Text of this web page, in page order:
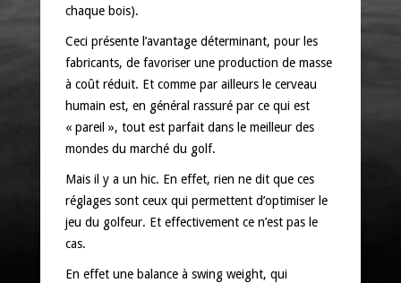
chaque bois).
Ceci présente l’avantage déterminant, pour les
fabricants, de favoriser une production de masse
à coût réduit. Et comme par ailleurs le cerveau
humain est, en général rassuré par ce qui est
« pareil », tout est parfait dans le meilleur des
mondes du marché du golf.
Mais il y a un hic. En effet, rien ne dit que ces
réglages sont ceux qui permettent d’optimiser le
jeu du golfeur. Et effectivement ce n’est pas le
cas.
En effet une balance à swing weight, qui